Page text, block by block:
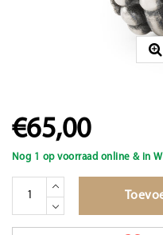
€65,00
Nog 1 op voorraad online & in